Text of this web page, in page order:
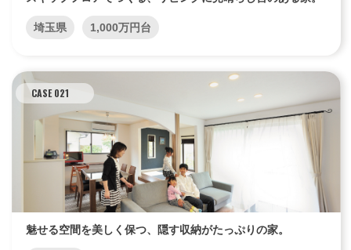
埼玉県 1,000万円台
CASE 021
魅せる空間を美しく保つ、隠す収納がたっぷりの家。